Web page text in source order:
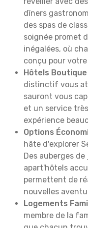
dîners
des spas de
soignée promet
inégalées, où
conçu pour
Hôtels Boutique
distinctif vous
sauront vous
et un service
expérience
Options
hâte d'explorer
Des auberges
apart'hôtels
permettent de
nouvelles
Logements
membre de la